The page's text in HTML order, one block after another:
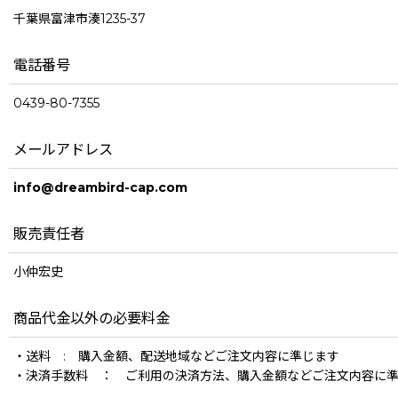
千葉県富津市湊1235-37
電話番号
0439-80-7355
メールアドレス
info@dreambird-cap.com
販売責任者
小仲宏史
商品代金以外の必要料金
・送料 : 購入金額、配送地域などご注文内容に準じます
・決済手数料 ： ご利用の決済方法、購入金額などご注文内容に